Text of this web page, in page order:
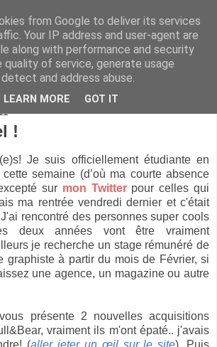
!
Je suis officiellement étudiante en
semaine (d’où ma courte absence
sur mon Twitterpour celles qui
ma rentrée vendredi dernier et c'était
rencontré des personnes super cools
deux années vont être vraiment
je recherche un stage rémunéré de
graphiste à partir du mois de Février, si
une agence, un magazine ou autre
présente 2 nouvelles acquisitions
vraiment ils m'ont épaté.. j'avais
(aller jeter un œil sur le site). Puis
from Google to deliver its services
Your IP address and user-agent are
along with performance and security
of service, generate usage
and address abuse.
LEARN MORE GOT IT